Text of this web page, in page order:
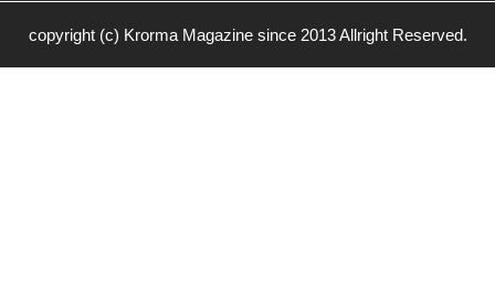
copyright (c) Krorma Magazine since 2013 Allright Reserved.